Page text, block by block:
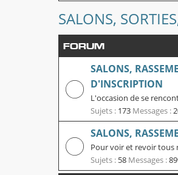
SALONS,
FORUM
SALONS,
D'INSCRIPTION
L'occasion de se
Sujets : 173 Messages :
SALONS,
Pour voir et revoir tous
Sujets : 58 Messages :